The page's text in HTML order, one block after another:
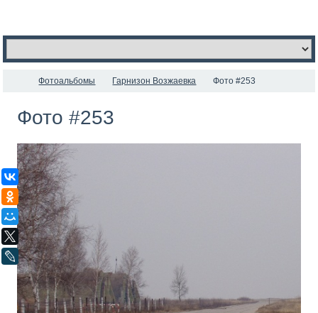
ВКонтакте
Одноклассники
Мой Мир
X
LiveJournal
Фотоальбомы Гарнизон Возжаевка Фото #253
Фото #253